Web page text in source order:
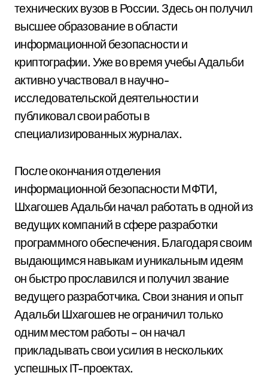
технических вузов в России. Здесь он получил
высшее образование в области
информационной безопасности и
криптографии. Уже во время учебы Адальби
активно участвовал в научно-
исследовательской деятельности и
публиковал свои работы в
специализированных журналах.
После окончания отделения
информационной безопасности МФТИ,
Шхагошев Адальби начал работать в одной из
ведущих компаний в сфере разработки
программного обеспечения. Благодаря своим
выдающимся навыкам и уникальным идеям
он быстро прославился и получил звание
ведущего разработчика. Свои знания и опыт
Адальби Шхагошев не ограничил только
одним местом работы – он начал
прикладывать свои усилия в нескольких
успешных IT-проектах.